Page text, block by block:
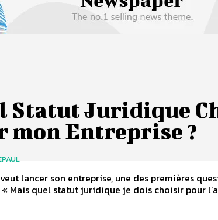
Statut Juridique
mon Entreprise ?
lancer son entreprise, une des premières
« Mais quel statut juridique je dois choisir pour